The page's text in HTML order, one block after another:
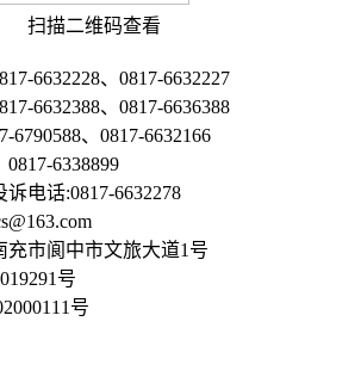
扫描二维码查看
6632228、0817-6632227
6632388、0817-6636388
6790588、0817-6632166
6338899
电话:0817-6632278
充市阆中市文旅大道1号
号
号